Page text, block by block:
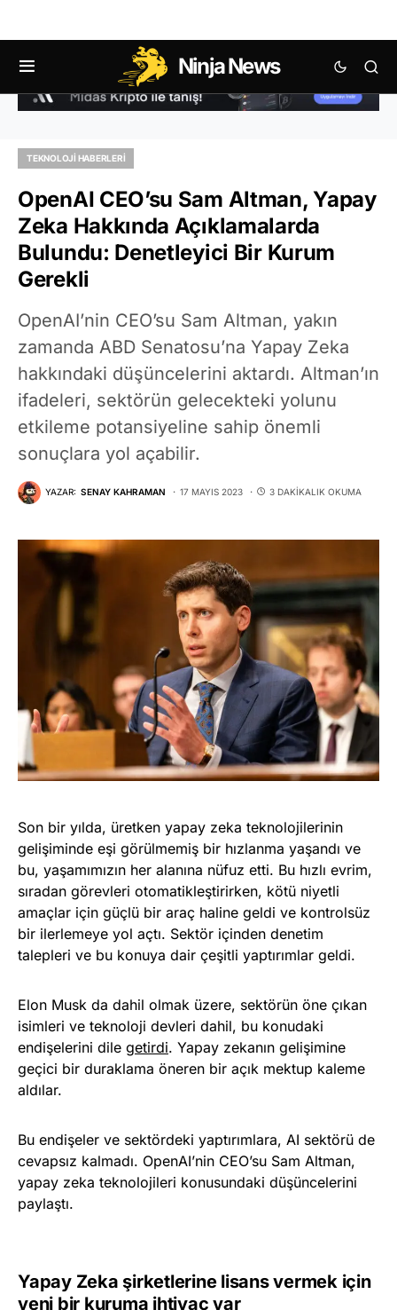
Ninja News
TEKNOLOJI HABERLERI
OpenAI CEO’su Sam Altman, Yapay
Zeka Hakkında Açıklamalarda
Bulundu: Denetleyici Bir Kurum
Gerekli
OpenAI’nin CEO’su Sam Altman, yakın
zamanda ABD Senatosu’na Yapay Zeka
hakkındaki düşüncelerini aktardı. Altman’ın
ifadeleri, sektörün gelecekteki yolunu
etkileme potansiyeline sahip önemli
sonuçlara yol açabilir.
YAZAR: SENAY KAHRAMAN 17 MAYIS 2023 3 DAKIKALIK OKUMA
Son bir yılda, üretken yapay zeka teknolojilerinin
gelişiminde eşi görülmemiş bir hızlanma yaşandı ve
bu, yaşamımızın her alanına nüfuz etti. Bu hızlı evrim,
sıradan görevleri otomatikleştirirken, kötü niyetli
amaçlar için güçlü bir araç haline geldi ve kontrolsüz
bir ilerlemeye yol açtı. Sektör içinden denetim
talepleri ve bu konuya dair çeşitli yaptırımlar geldi.
Elon Musk da dahil olmak üzere, sektörün öne çıkan
isimleri ve teknoloji devleri dahil, bu konudaki
endişelerini dile getirdi. Yapay zekanın gelişimine
geçici bir duraklama öneren bir açık mektup kaleme
aldılar.
Bu endişeler ve sektördeki yaptırımlara, AI sektörü de
cevapsız kalmadı. OpenAI’nin CEO’su Sam Altman,
yapay zeka teknolojileri konusundaki düşüncelerini
paylaştı.
Yapay Zeka şirketlerine lisans vermek için
yeni bir kuruma ihtiyaç var